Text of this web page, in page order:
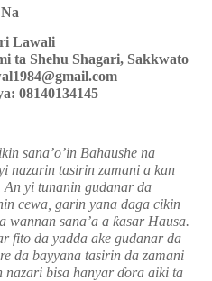
Na
Lawali
ta Shehu Shagari, Sakkwato
08140134145
sana’o’in Bahaushe na
nazarin tasirin zamani a kan
An yi tunanin gudanar da
cewa, garin yana daga cikin
wannan sana’a a ƙasar Hausa.
fito da yadda ake gudanar da
da bayyana tasirin da zamani
nazari bisa hanyarɗora aiki ta